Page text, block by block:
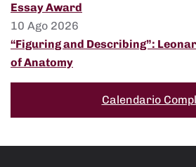
Essay Award
10 Ago 2026
“Figuring and Describing”:
of Anatomy
Calendario